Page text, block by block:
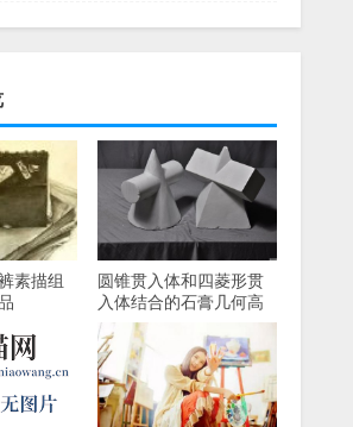
素描组
圆锥贯入体和四菱形贯
入体结合的石膏几何高
清晰照片